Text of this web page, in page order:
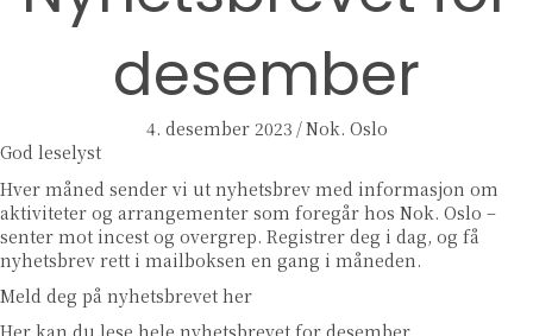
desember
4. desember 2023 /Nok. Oslo
God leselyst
Hver måned sender vi ut nyhetsbrev med informasjon om
aktiviteter og arrangementer som foregår hos Nok. Oslo –
senter mot incest og overgrep. Registrer deg i dag, og få
nyhetsbrev rett i mailboksen en gang i måneden.
Meld deg på nyhetsbrevet her